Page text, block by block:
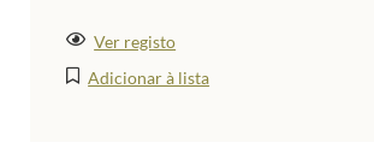
Ver registo
Adicionar à lista